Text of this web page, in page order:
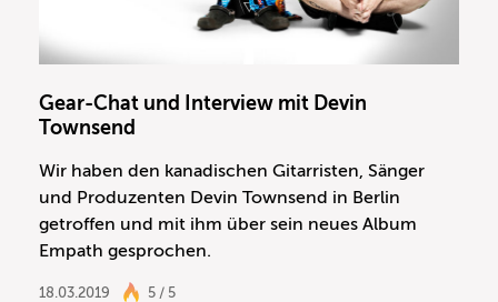
Gear-Chat und Interview mit Devin
Townsend
Wir haben den kanadischen Gitarristen, Sänger
und Produzenten Devin Townsend in Berlin
getroffen und mit ihm über sein neues Album
Empath gesprochen.
18.03.2019 5 / 5